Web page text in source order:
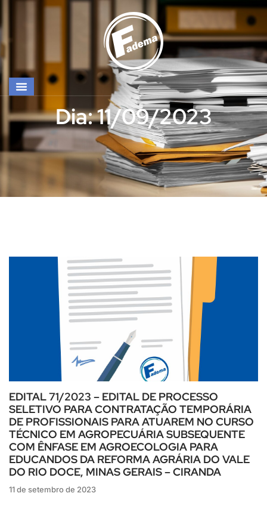
Dia: 11/09/2023
EDITAL 71/2023 – EDITAL DE PROCESSO
SELETIVO PARA CONTRATAÇÃO TEMPORÁRIA
DE PROFISSIONAIS PARA ATUAREM NO CURSO
TÉCNICO EM AGROPECUÁRIA SUBSEQUENTE
COM ÊNFASE EM AGROECOLOGIA PARA
EDUCANDOS DA REFORMA AGRÁRIA DO VALE
DO RIO DOCE, MINAS GERAIS – CIRANDA
11 de setembro de 2023